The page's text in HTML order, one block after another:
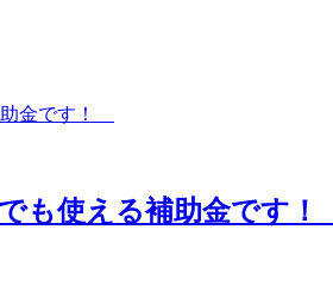
も使える補助金です！